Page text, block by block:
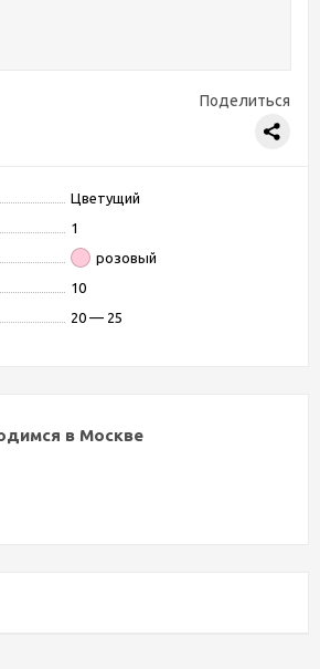
Поделиться
Цветущий
1
розовый
10
20 — 25
в Москве